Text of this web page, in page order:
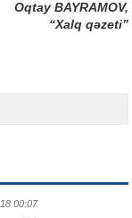
Oqtay BAYRAMOV,
“Xalq qəzeti”
00:07